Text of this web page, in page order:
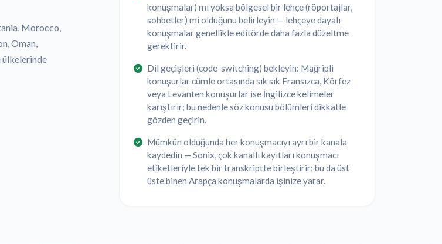
Morocco,
Oman,
ülkelerinde
konuşmalar) mı yoksa bölgesel bir lehçe (röportajlar,
sohbetler) mi olduğunu belirleyin — lehçeye dayalı
konuşmalar genellikle editörde daha fazla düzeltme
gerektirir.
Dil geçişleri (code-switching) bekleyin: Mağripli
konuşurlar cümle ortasında sık sık Fransızca, Körfez
veya Levanten konuşurlar ise İngilizce kelimeler
karıştırır; bu nedenle söz konusu bölümleri dikkatle
gözden geçirin.
Mümkün olduğunda her konuşmacıyı ayrı bir kanala
kaydedin — Sonix, çok kanallı kayıtları konuşmacı
etiketleriyle tek bir transkriptte birleştirir; bu da üst
üste binen Arapça konuşmalarda işinize yarar.